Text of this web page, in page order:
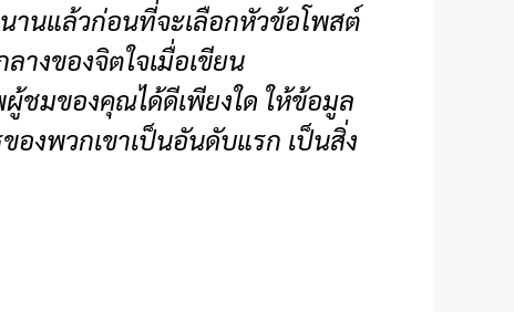
านแล้วก่อนที่จะเลือกหัวข้อโพสต์
งของจิตใจเมื่อเขียน
ชมของคุณได้ดีเพียงใด ให้ข้อมูล
งพวกเขาเป็นอันดับแรก เป็นสิ่ง